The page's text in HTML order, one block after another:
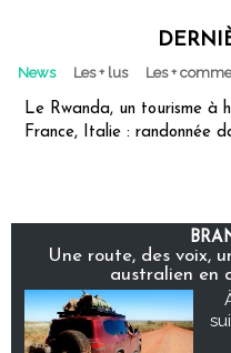
News Les + lus Les +
Le Rwanda, un tourisme à
France, Italie : randonnée
Une route, des voix,
australien en